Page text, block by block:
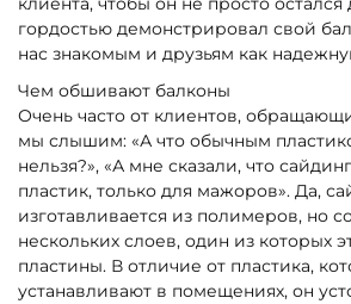
гордостью демонстрировал свой
нас знакомым и друзьям как
Чем обшивают балконы
Очень часто от клиентов,
мы слышим: «А что обычным
нельзя?», «А мне сказали, что
пластик, только для мажоров». Да,
изготавливается из полимеров, но
нескольких слоев, один из которых
пластины. В отличие от пластика,
устанавливают в помещениях, он